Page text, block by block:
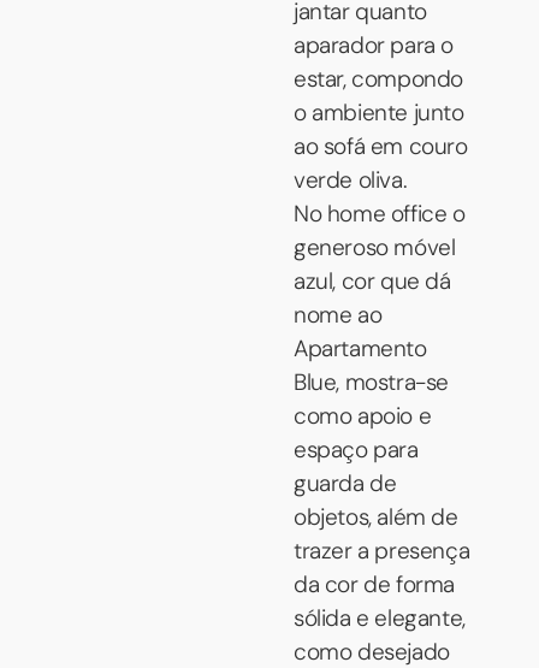
jantar quanto
aparador para o
estar, compondo
o ambiente junto
ao sofá em couro
verde oliva.
No home office o
generoso móvel
azul, cor que dá
nome ao
Apartamento
Blue, mostra-se
como apoio e
espaço para
guarda de
objetos, além de
trazer a presença
da cor de forma
sólida e elegante,
como desejado